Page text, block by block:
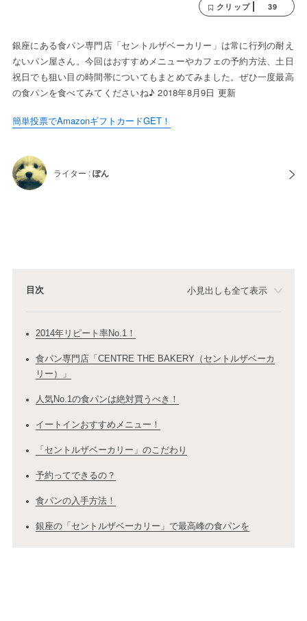
クリップ 39
銀座にある食パン専門店「セントルザベーカリー」は常に行列の耐え
ないパン屋さん。今回はおすすめメニューやカフェの予約方法、土日
祝日でも狙い目の時間帯についてもまとめてみました。ぜひ一度最高
の食パンを食べてみてくださいね♪ 2018年8月9日 更新
簡単投票でAmazonギフトカードGET！
ライター :ぽん
目次 小見出しも全て表示
2014年リピート率No.1！
食パン専門店「CENTRE THE BAKERY（セントルザベーカ
リー）」
人気No.1の食パンは絶対買うべき！
イートインおすすめメニュー！
「セントルザベーカリー」のこだわり
予約ってできるの？
食パンの入手方法！
銀座の「セントルザベーカリー」で最高峰の食パンを